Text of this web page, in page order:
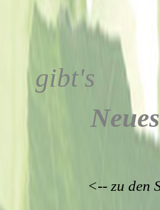
gibt's
Neues
<-- zu den